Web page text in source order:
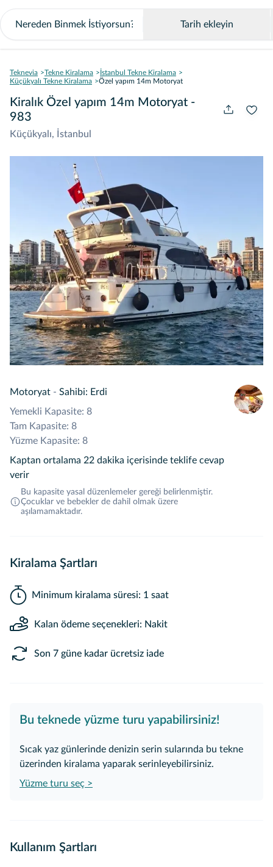
Tarih ekleyin
Teknevia Tekne Kiralama
İstanbul Tekne Kiralama
Küçükyalı Tekne Kiralama
Özel yapım 14m Motoryat
Kiralık Özel yapım 14m Motoryat -
983
Küçükyalı, İstanbul
Motoryat - Sahibi: Erdi
Yemekli Kapasite: 8
Tam Kapasite: 8
Yüzme Kapasite: 8
Kaptan ortalama 22 dakika içerisinde teklife cevap
verir
Bu kapasite yasal düzenlemeler gereği belirlenmiştir.
Çocuklar ve bebekler de dahil olmak üzere
aşılamamaktadır.
Kiralama Şartları
Minimum kiralama süresi: 1 saat
Kalan ödeme seçenekleri: Nakit
Son 7 güne kadar ücretsiz iade
Bu teknede yüzme turu yapabilirsiniz!
Sıcak yaz günlerinde denizin serin sularında bu tekne
üzerinden kiralama yaparak serinleyebilirsiniz.
Yüzme turu seç >
Kullanım Şartları